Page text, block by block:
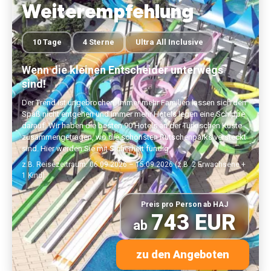
Weiterempfehlung
10 Tage 4 Sterne Ultra All Inclusive
Wenn die kleinen Entscheider unterwegs
sind!
Der Trend ist ungebrochen. Immer mehr Familien lassen sich den
Spaß nicht entgehen und immer mehr Hotels legen eine Schippe
darauf. Wir haben die besten 90 Hotels an der Türkischen Küste
zusammengetragen, wo die schönsten Rutschenparks versteckt
sind. Hier werden Sie mit Sicherheit fündig.
z.B. Reisezeitraum: 06.09.2026 – 15.09.2026 (z.B. 2 Erwachsene +
1 Kind)
Preis pro Person ab HAJ
ab 743 EUR
zu den Angeboten